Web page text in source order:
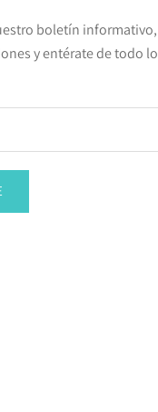
boletín informativo,
y entérate de todo lo